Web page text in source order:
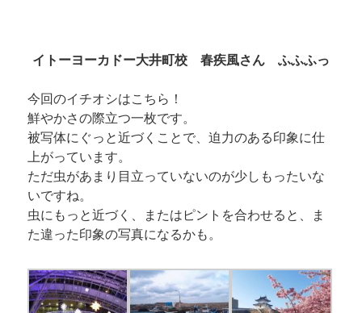
イトーヨーカドー大井町校 春疾風さん ふふふっ
今回のイチオシはこちら！
鮮やかさの際立つ一枚です。
被写体にぐっと近づくことで、迫力のある印象に仕
上がっています。
ただ虫があまり目立っていないのが少しもったいな
いですね。
虫にもっと近づく、またはピントを合わせると、ま
た違った印象の写真になるかも。